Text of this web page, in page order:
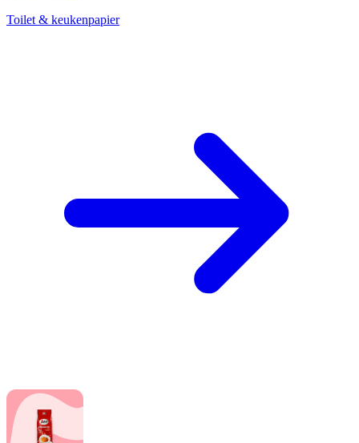
Toilet & keukenpapier